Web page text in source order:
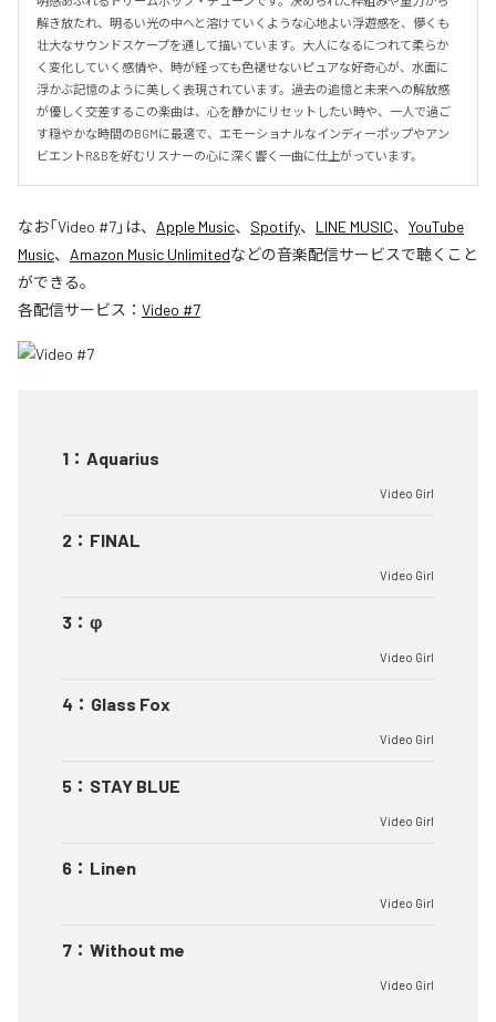
解き放たれ、明るい光の中へと溶けていくような心地よい浮遊感を、儚くも
壮大なサウンドスケープを通して描いています。大人になるにつれて柔らか
く変化していく感情や、時が経っても色褪せないピュアな好奇心が、水面に
浮かぶ記憶のように美しく表現されています。過去の追憶と未来への解放感
が優しく交差するこの楽曲は、心を静かにリセットしたい時や、一人で過ご
す穏やかな時間のBGMに最適で、エモーショナルなインディーポップやアン
ビエントR&Bを好むリスナーの心に深く響く一曲に仕上がっています。
なお「Video #7」は、 Apple Music、 Spotify、 LINE MUSIC、 YouTube
Music、 Amazon Music Unlimitedなどの音楽配信サービスで聴くこと
ができる。
各配信サービス： Video #7
1 ： Aquarius
Video Girl
2 ： FINAL
Video Girl
3 ： φ
Video Girl
4 ： Glass Fox
Video Girl
5 ： STAY BLUE
Video Girl
6 ： Linen
Video Girl
7 ： Without me
Video Girl